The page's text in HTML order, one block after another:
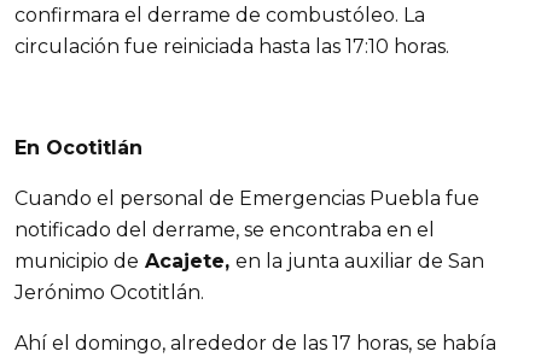
confirmara el derrame de combustóleo. La
circulación fue reiniciada hasta las 17:10 horas.
En Ocotitlán
Cuando el personal de Emergencias Puebla fue
notificado del derrame, se encontraba en el
municipio de Acajete, en la junta auxiliar de San
Jerónimo Ocotitlán.
Ahí el domingo, alrededor de las 17 horas, se había